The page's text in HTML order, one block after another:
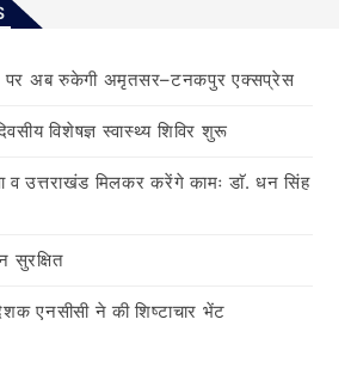
पर अब रुकेगी अमृतसर–टनकपुर एक्सप्रेस
विशेषज्ञ स्वास्थ्य शिविर शुरू
व उत्तराखंड मिलकर करेंगे कामः डाॅ. धन सिंह
सुरक्षित
एनसीसी ने की शिष्टाचार भेंट